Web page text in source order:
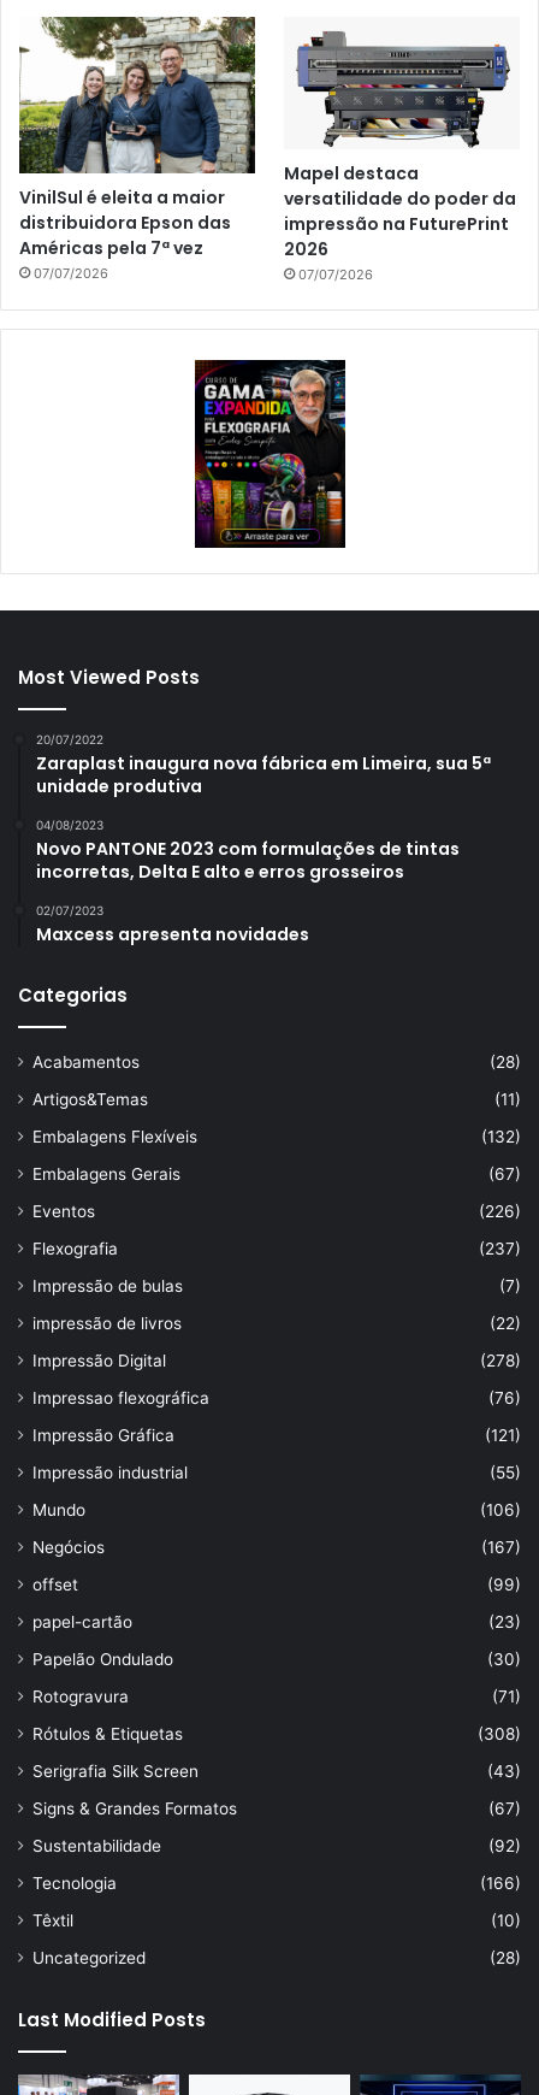
VinilSul é eleita a maior
distribuidora Epson das
Américas pela 7ª vez
07/07/2026
Mapel destaca
versatilidade do poder da
impressão na FuturePrint
2026
07/07/2026
Most Viewed Posts
20/07/2022
Zaraplast inaugura nova fábrica em Limeira, sua 5ª
unidade produtiva
04/08/2023
Novo PANTONE 2023 com formulações de tintas
incorretas, Delta E alto e erros grosseiros
02/07/2023
Maxcess apresenta novidades
Categorias
Acabamentos
(28)
Artigos&Temas
(11)
Embalagens Flexíveis
(132)
Embalagens Gerais
(67)
Eventos
(226)
Flexografia
(237)
Impressão de bulas
(7)
impressão de livros
(22)
Impressão Digital
(278)
Impressao flexográfica
(76)
Impressão Gráfica
(121)
Impressão industrial
(55)
Mundo
(106)
Negócios
(167)
offset
(99)
papel-cartão
(23)
Papelão Ondulado
(30)
Rotogravura
(71)
Rótulos & Etiquetas
(308)
Serigrafia Silk Screen
(43)
Signs & Grandes Formatos
(67)
Sustentabilidade
(92)
Tecnologia
(166)
Têxtil
(10)
Uncategorized
(28)
Last Modified Posts